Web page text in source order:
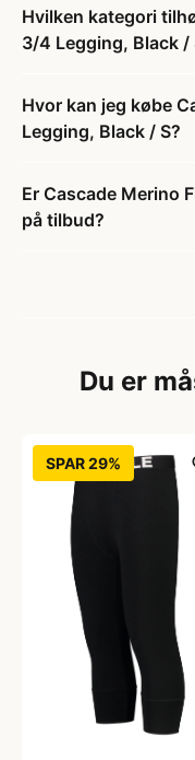
Hvilken kategori
3/4 Legging, Black /
Hvor kan jeg købe
Legging, Black / S?
Er Cascade Merino
på tilbud?
Du er
SPAR 29%